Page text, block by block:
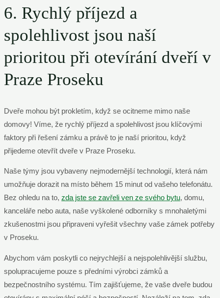
6. Rychlý příjezd a
spolehlivost jsou naší
prioritou při otevírání dveří v
Praze Proseku
Dveře mohou být prokletím, když se ocitneme mimo naše
domovy! Víme, že rychlý příjezd a spolehlivost jsou klíčovými
faktory při řešení zámku a právě to je naší prioritou, když
přijedeme otevřít dveře v Praze Proseku.
Naše týmy jsou vybaveny nejmodernější technologií, která nám
umožňuje dorazit na místo během 15 minut od vašeho telefonátu.
Bez ohledu na to, zda jste se zavřeli ven ze svého bytu, domu,
kanceláře nebo auta, naše vyškolené odborníky s mnohaletými
zkušenostmi jsou připraveni vyřešit všechny vaše zámek potřeby
v Proseku.
Abychom vám poskytli co nejrychlejší a nejspolehlivější službu,
spolupracujeme pouze s předními výrobci zámků a
bezpečnostního systému. Tím zajišťujeme, že vaše dveře budou